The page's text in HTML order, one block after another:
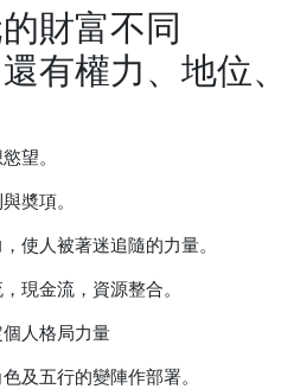
財富不同
有權力、地位
望。
奬項。
使人被著迷追隨的力量。
現金流，資源整合。
人格局力量
及五行的變陣作部署。